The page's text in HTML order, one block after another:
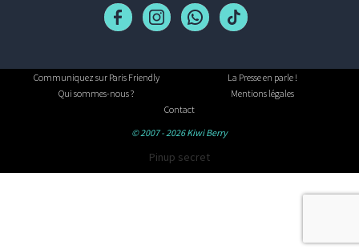
Communiquez sur Paris Friendly
La Presse en parle !
Qui sommes-nous ?
Mentions légales
Contact
© 2007 - 2026 Kiwi Berry
Pinup secret